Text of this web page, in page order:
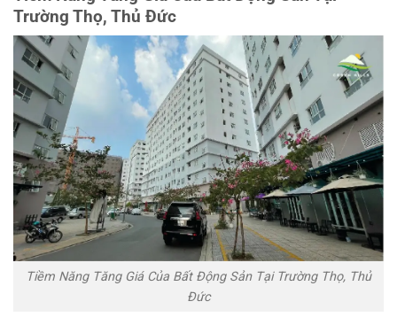
Trường Thọ, Thủ Đức
Tiềm Năng Tăng Giá Của Bất Động Sản Tại Trường Thọ, Thủ
Đức